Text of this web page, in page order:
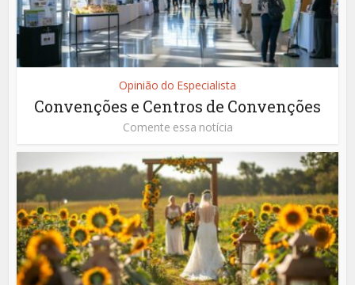
Opinião do Especialista
Convenções e Centros de Convenções
Comente essa notícia